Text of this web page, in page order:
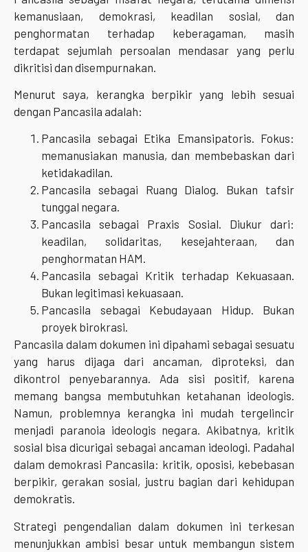
kemanusiaan, demokrasi, keadilan sosial, dan
penghormatan terhadap keberagaman, masih
terdapat sejumlah persoalan mendasar yang perlu
dikritisi dan disempurnakan.
Menurut saya, kerangka berpikir yang lebih sesuai
dengan Pancasila adalah:
Pancasila sebagai Etika Emansipatoris. Fokus:
memanusiakan manusia, dan membebaskan dari
ketidakadilan.
Pancasila sebagai Ruang Dialog. Bukan tafsir
tunggal negara.
Pancasila sebagai Praxis Sosial. Diukur dari:
keadilan, solidaritas, kesejahteraan, dan
penghormatan HAM.
Pancasila sebagai Kritik terhadap Kekuasaan.
Bukan legitimasi kekuasaan.
Pancasila sebagai Kebudayaan Hidup. Bukan
proyek birokrasi.
Pancasila dalam dokumen ini dipahami sebagai sesuatu
yang harus dijaga dari ancaman, diproteksi, dan
dikontrol penyebarannya. Ada sisi positif, karena
memang bangsa membutuhkan ketahanan ideologis.
Namun, problemnya kerangka ini mudah tergelincir
menjadi paranoia ideologis negara. Akibatnya, kritik
sosial bisa dicurigai sebagai ancaman ideologi. Padahal
dalam demokrasi Pancasila: kritik, oposisi, kebebasan
berpikir, gerakan sosial, justru bagian dari kehidupan
demokratis.
Strategi pengendalian dalam dokumen ini terkesan
menunjukkan ambisi besar untuk membangun sistem